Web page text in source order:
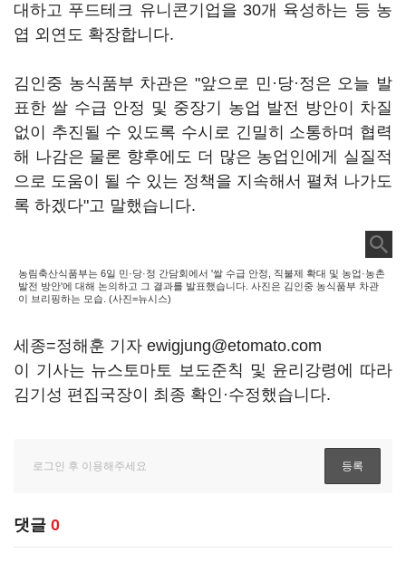
대하고 푸드테크 유니콘기업을 30개 육성하는 등 농
엽 외연도 확장합니다.
김인중 농식품부 차관은 "앞으로 민·당·정은 오늘 발
표한 쌀 수급 안정 및 중장기 농업 발전 방안이 차질
없이 추진될 수 있도록 수시로 긴밀히 소통하며 협력
해 나감은 물론 향후에도 더 많은 농업인에게 실질적
으로 도움이 될 수 있는 정책을 지속해서 펼쳐 나가도
록 하겠다"고 말했습니다.
농림축산식품부는 6일 민·당·정 간담회에서 '쌀 수급 안정, 직불제 확대 및 농업·농촌
발전 방안'에 대해 논의하고 그 결과를 발표했습니다. 사진은 김인중 농식품부 차관
이 브리핑하는 모습. (사진=뉴시스)
세종=정해훈 기자 ewigjung@etomato.com
이 기사는 뉴스토마토 보도준칙 및 윤리강령에 따라
김기성 편집국장이 최종 확인·수정했습니다.
댓글 0